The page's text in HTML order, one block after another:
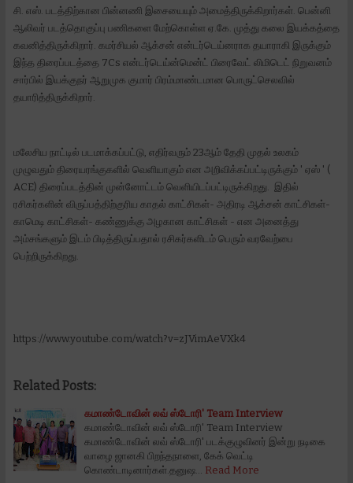
சி. எஸ். படத்திற்கான பின்னணி இசையையும் அமைத்திருக்கிறார்கள். பென்னி
ஆலிவர் படத்தொகுப்பு பணிகளை மேற்கொள்ள ஏ.கே. முத்து கலை இயக்கத்தை
கவனித்திருக்கிறார். கமர்சியல் ஆக்சன் என்டர்டெய்னராக தயாராகி இருக்கும்
இந்த திரைப்படத்தை 7Cs என்டர்டெய்ன்மென்ட் பிரைவேட் லிமிடெட் நிறுவனம்
சார்பில் இயக்குநர் ஆறுமுக குமார் பிரம்மாண்டமான பொருட்செலவில்
தயாரித்திருக்கிறார்.
மலேசிய நாட்டில் படமாக்கப்பட்டு, எதிர்வரும் 23ஆம் தேதி முதல் உலகம்
முழுவதும் திரையரங்குகளில் வெளியாகும் என அறிவிக்கப்பட்டிருக்கும் ' ஏஸ் ' (
ACE) திரைப்படத்தின் முன்னோட்டம் வெளியிடப்பட்டிருக்கிறது. இதில்
ரசிகர்களின் விருப்பத்திற்குரிய காதல் காட்சிகள்- அதிரடி ஆக்சன் காட்சிகள்-
காமெடி காட்சிகள்- கண்ணுக்கு அழகான காட்சிகள் - என அனைத்து
அம்சங்களும் இடம் பிடித்திருப்பதால் ரசிகர்களிடம் பெரும் வரவேற்பை
பெற்றிருக்கிறது.
https://www.youtube.com/watch?v=zJVimAeVXk4
Related Posts:
கமாண்டோவின் லவ் ஸ்டோரி' Team Interview
கமாண்டோவின் லவ் ஸ்டோரி' Team Interview
கமாண்டோவின் லவ் ஸ்டோரி' படக்குழுவினர் இன்று நடிகை
வாழை ஜானகி பிறந்தநாளை, கேக் வெட்டி
கொண்டாடினார்கள்.தனுஷ…
Read More